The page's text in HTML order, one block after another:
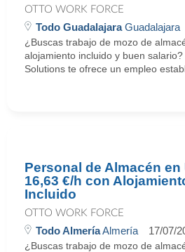
OTTO WORK FORCE
Todo GuadalajaraGuadalajara
¿Buscas trabajo de mozo de
alojamiento incluido y buen
Solutions te ofrece un empleo
Personal de Almacén en
16,63 €/h con
Incluido
OTTO WORK FORCE
Todo AlmeríaAlmería 17/07/
¿Buscas trabajo de mozo de